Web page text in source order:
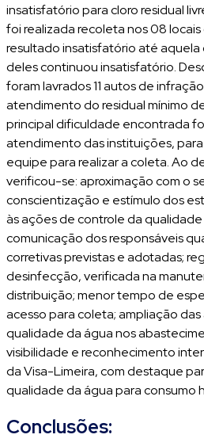
insatisfatório para cloro residual
foi realizada recoleta nos 08
resultado insatisfatório até aquela
deles continuou insatisfatório.
foram lavrados 11 autos de
atendimento do residual mínimo
principal dificuldade encontrada
atendimento das instituições,
equipe para realizar a coleta. Ao
verificou-se: aproximação com o
conscientização e estímulo dos
às ações de controle da
comunicação dos responsáveis
corretivas previstas e adotadas;
desinfecção, verificada na
distribuição; menor tempo de
acesso para coleta; ampliação
qualidade da água nos
visibilidade e reconhecimento
da Visa-Limeira, com destaque
qualidade da água para consumo
Conclusões: